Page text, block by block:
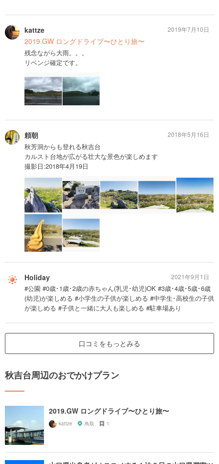
kattze
2019.GW ロングドライブ〜ひとり旅〜
残念ながら大雨。。。
リベンジ確定です。
2019年7月10日
頼朝
秋芳洞からも登れる秋吉台
カルスト台地が広がる壮大な景色が楽しめます
撮影日:2018年4月19日
2018年5月16日
Holiday
#公園 #0歳･1歳･2歳の赤ちゃん(乳児･幼児)OK #3歳･4歳･5歳･6歳
(幼児)が楽しめる #小学生の子供が楽しめる #中学生･高校生の子供
が楽しめる #子供と一緒に大人も楽しめる #駐車場あり
2021年9月1日
口コミをもっとみる
秋吉台周辺のおでかけプラン
2019.GW ロングドライブ〜ひとり旅〜
kattze 鳥取 1